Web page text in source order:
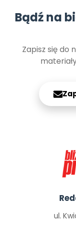
Bądź na
Zapisz się do
ul.